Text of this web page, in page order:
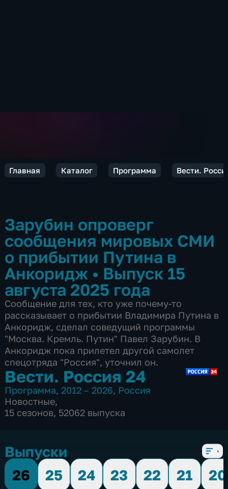
Главная Каталог Программа Вести.
Зарубин опроверг
сообщения мировых СМИ
о прибытии Путина в
Анкоридж • Выпуск 15
августа 2025 года
Сообщение для тех, кто уже почему-то
рассказывает о прибытии Владимира Путина в
Анкоридж, сделал соведущий программы
"Москва. Кремль. Путин" Павел Зарубин. В
Анкоридж пока прилетел другой самолет
спецотряда "Россия", уточнил он.
Вести. Россия 24
Программа, 2012 – 2026, Россия
Новостные,
15 сезонов, 52062 выпуска
Выпуски
26
25 24 23 22 21
20